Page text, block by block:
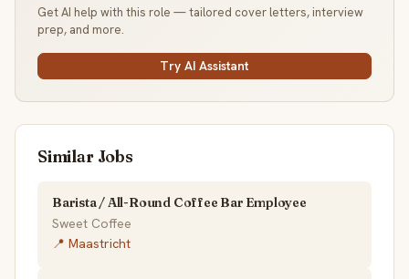
Get AI help with this role — tailored cover letters, interview
prep, and more.
Try AI Assistant
Similar Jobs
Barista / All-Round Coffee Bar Employee
Sweet Coffee
📍 Maastricht